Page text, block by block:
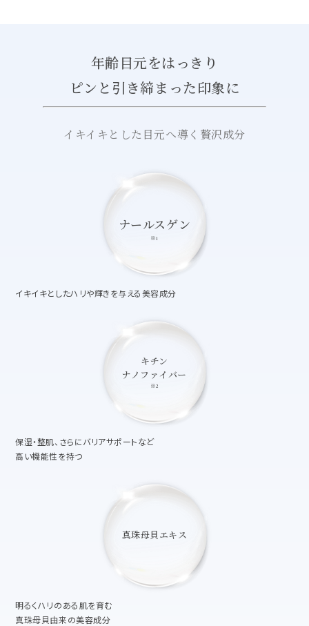
年齢目元をはっきり
ピンと引き締まった印象に
イキイキとした目元へ導く贅沢成分
ナールスゲン
※1
イキイキとしたハリや輝きを与える美容成分
キチン
ナノファイバー
※2
保湿・整肌、さらにバリアサポートなど
高い機能性を持つ
真珠母貝エキス
明るくハリのある肌を育む
真珠母貝由来の美容成分